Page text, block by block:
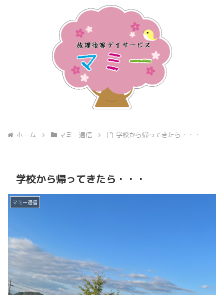
ホーム マミー通信 学校から帰ってきたら・・・
学校から帰ってきたら・・・
マミー通信